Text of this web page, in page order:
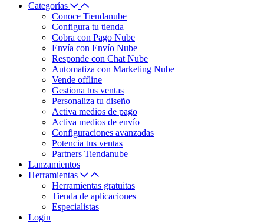
Categorías
Conoce Tiendanube
Configura tu tienda
Cobra con Pago Nube
Envía con Envío Nube
Responde con Chat Nube
Automatiza con Marketing Nube
Vende offline
Gestiona tus ventas
Personaliza tu diseño
Activa medios de pago
Activa medios de envío
Configuraciones avanzadas
Potencia tus ventas
Partners Tiendanube
Lanzamientos
Herramientas
Herramientas gratuitas
Tienda de aplicaciones
Especialistas
Login